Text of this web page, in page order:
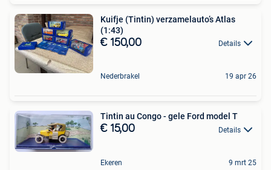
Kuifje (Tintin) verzamelauto’s Atlas
(1:43)
€ 150,00 Details
Nederbrakel 19 apr 26
Tintin au Congo - gele Ford model T
€ 15,00 Details
Ekeren 9 mrt 25